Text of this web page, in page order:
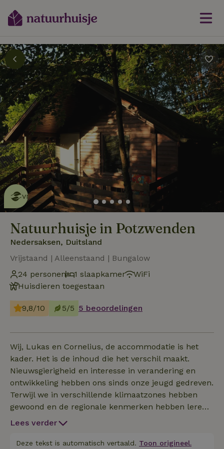
Dit natuurhuisje is eco-
vriendelijklees meer
Natuurhuisje in Potzwenden
Nedersaksen, Duitsland
Vrijstaand | Alleenstaand | Bungalow
24 personen
1 slaapkamer
WiFi
Huisdieren toegestaan
9,8/10 5/5 5 beoordelingen
Wij, Lukas en Cornelius, de accommodatie is het
kader. Het is de inhoud die het verschil maakt.
Nieuwsgierigheid en interesse in verandering en
ontwikkeling hebben ons sinds onze jeugd gedreven.
Terwijl we in verschillende klimaatzones hebben
gewoond en de regionale kenmerken hebben leren
kennen en geïntegreerd zijn geraakt in het leven van
die staat voor uitwisseling en ontmoetingen in de
Lees verder
Deze tekst is automatisch vertaald. Toon origineel.